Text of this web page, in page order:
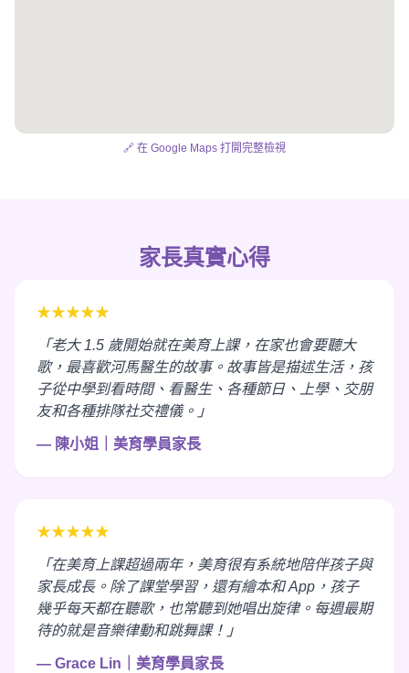
🔗 在 Google Maps 打開完整檢視
家長真實心得
★★★★★
「老大 1.5 歲開始就在美育上課，在家也會要聽大
歌，最喜歡河馬醫生的故事。故事皆是描述生活，孩
子從中學到看時間、看醫生、各種節日、上學、交朋
友和各種排隊社交禮儀。」
— 陳小姐｜美育學員家長
★★★★★
「在美育上課超過兩年，美育很有系統地陪伴孩子與
家長成長。除了課堂學習，還有繪本和 App，孩子
幾乎每天都在聽歌，也常聽到她唱出旋律。每週最期
待的就是音樂律動和跳舞課！」
— Grace Lin｜美育學員家長